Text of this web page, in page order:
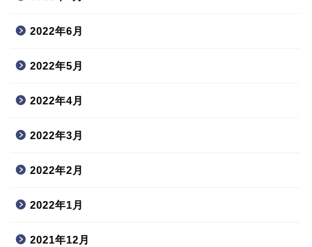
2022年6月
2022年5月
2022年4月
2022年3月
2022年2月
2022年1月
2021年12月